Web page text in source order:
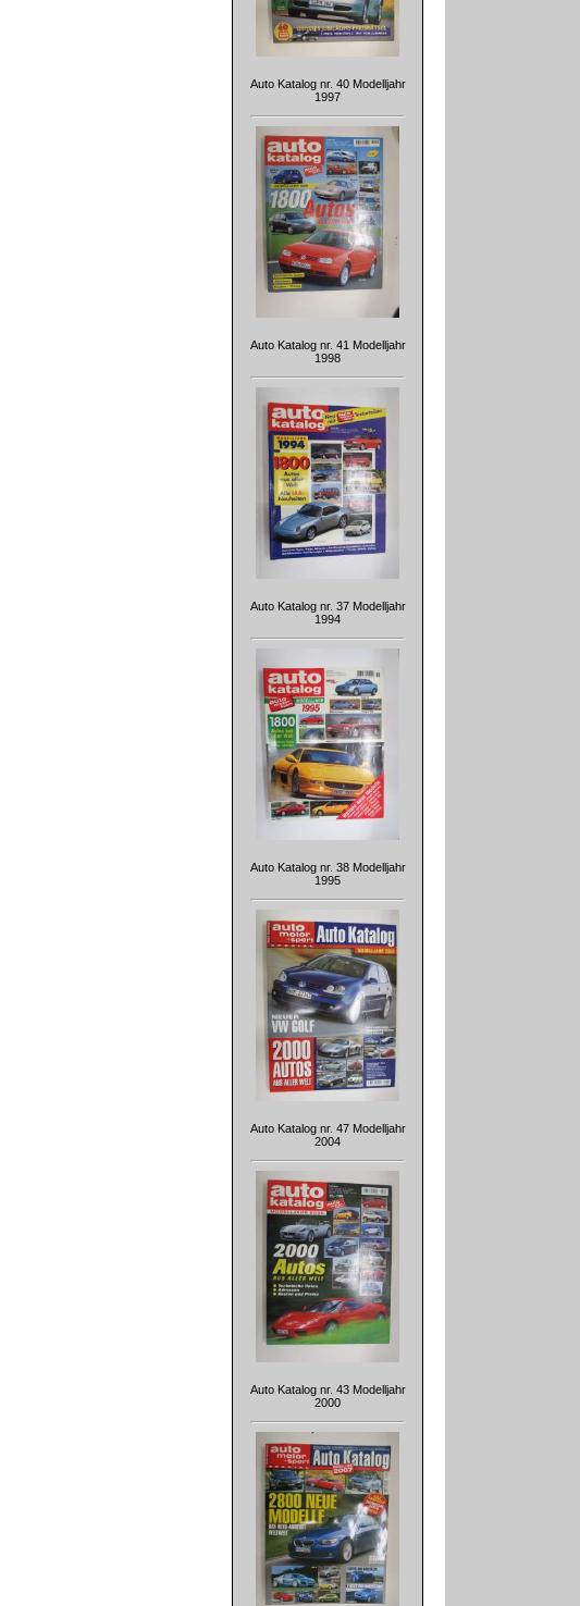
Auto Katalog nr. 40 Modelljahr
1997
Auto Katalog nr. 41 Modelljahr
1998
Auto Katalog nr. 37 Modelljahr
1994
Auto Katalog nr. 38 Modelljahr
1995
Auto Katalog nr. 47 Modelljahr
2004
Auto Katalog nr. 43 Modelljahr
2000